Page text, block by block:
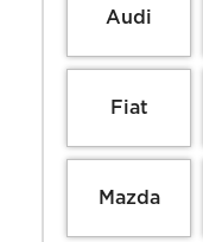
Audi
Fiat
Mazda